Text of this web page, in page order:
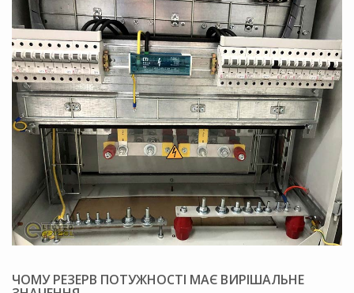
ЧОМУ РЕЗЕРВ ПОТУЖНОСТІ МАЄ ВИРІШАЛЬНЕ